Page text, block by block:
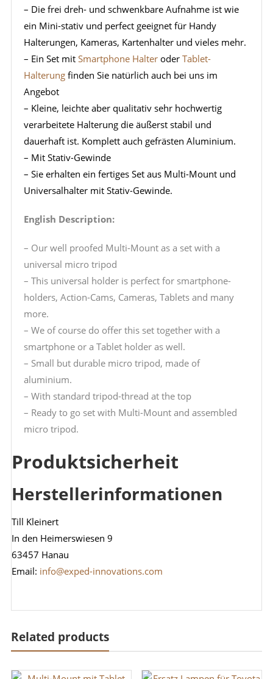
– Die frei dreh- und schwenkbare Aufnahme ist wie
ein Mini-stativ und perfect geeignet für Handy
Halterungen, Kameras, Kartenhalter und vieles mehr.
– Ein Set mit Smartphone Halteroder Tablet-
Halterungfinden Sie natürlich auch bei uns im
Angebot
– Kleine, leichte aber qualitativ sehr hochwertig
verarbeitete Halterung die äußerst stabil und
dauerhaft ist. Komplett auch gefrästen Aluminium.
– Mit Stativ-Gewinde
– Sie erhalten ein fertiges Set aus Multi-Mount und
Universalhalter mit Stativ-Gewinde.
English Description:
– Our well proofed Multi-Mount as a set with a
universal micro tripod
– This universal holder is perfect for smartphone-
holders, Action-Cams, Cameras, Tablets and many
more.
– We of course do offer this set together with a
smartphone or a Tablet holder as well.
– Small but durable micro tripod, made of
aluminium.
– With standard tripod-thread at the top
– Ready to go set with Multi-Mount and assembled
micro tripod.
Produktsicherheit
Herstellerinformationen
Till Kleinert
In den Heimerswiesen 9
63457 Hanau
Email: info@exped-innovations.com
Related products